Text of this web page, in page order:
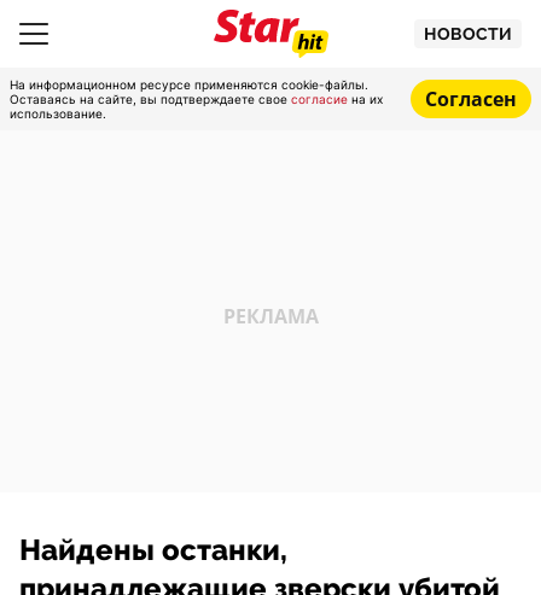
НОВОСТИ
На информационном ресурсе применяются cookie-файлы.
Оставаясь на сайте, вы подтверждаете свое согласие на их
использование.
Согласен
Найдены останки,